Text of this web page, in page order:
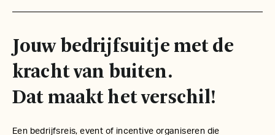
Jouw bedrijfsuitje met de
kracht van buiten.
Dat maakt het verschil!
Een bedrijfsreis, event of incentive organiseren die